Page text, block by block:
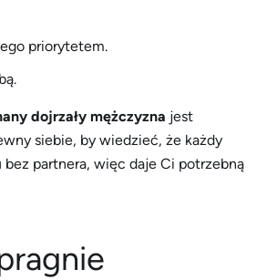
priorytetem.
dojrzały mężczyzna jest
siebie, by wiedzieć, że każdy
bez partnera, więc daje Ci potrzebną